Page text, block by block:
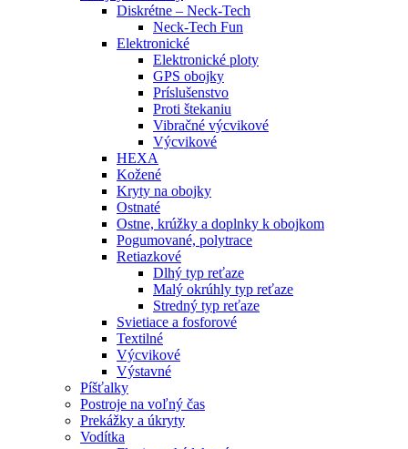
Diskrétne – Neck-Tech
Neck-Tech Fun
Elektronické
Elektronické ploty
GPS obojky
Príslušenstvo
Proti štekaniu
Vibračné výcvikové
Výcvikové
HEXA
Kožené
Kryty na obojky
Ostnaté
Ostne, krúžky a doplnky k obojkom
Pogumované, polytrace
Retiazkové
Dlhý typ reťaze
Malý okrúhly typ reťaze
Stredný typ reťaze
Svietiace a fosforové
Textilné
Výcvikové
Výstavné
Píšťalky
Postroje na voľný čas
Prekážky a úkryty
Vodítka